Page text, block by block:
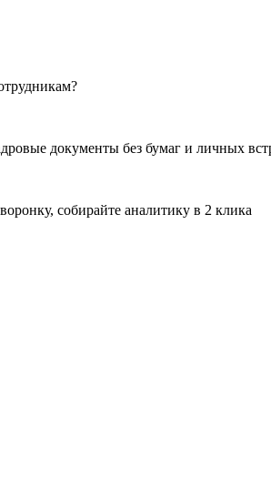
документы без бумаг и личных
собирайте аналитику в 2 клика